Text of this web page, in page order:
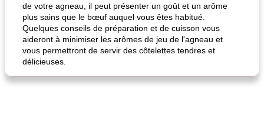
de votre agneau, il peut présenter un goût et un arôme
plus sains que le bœuf auquel vous êtes habitué.
Quelques conseils de préparation et de cuisson vous
aideront à minimiser les arômes de jeu de l'agneau et
vous permettront de servir des côtelettes tendres et
délicieuses.